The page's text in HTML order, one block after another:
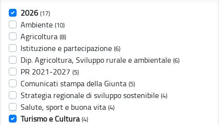
2026 (17)
Ambiente (10)
Agricoltura (8)
Istituzione e partecipazione (6)
Dip. Agricoltura, Sviluppo rurale e ambientale (6)
PR 2021-2027 (5)
Comunicati stampa della Giunta (5)
Strategia regionale di sviluppo sostenibile (4)
Salute, sport e buona vita (4)
Turismo e Cultura (4)